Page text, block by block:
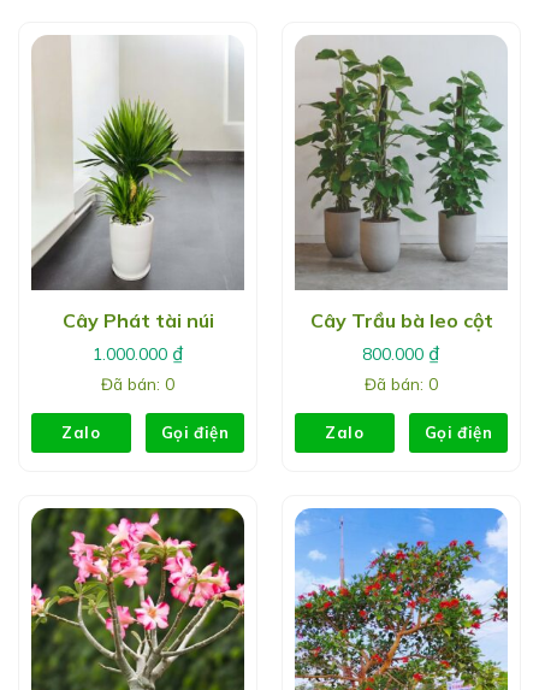
Cây Phát tài núi
1.000.000 ₫
Đã bán: 0
Zalo Gọi điện
Cây Trầu bà leo cột
800.000 ₫
Đã bán: 0
Zalo Gọi điện